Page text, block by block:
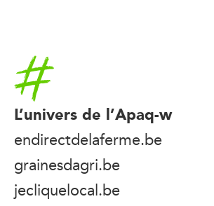
Accueil
L’univers de l’Apaq-w
endirectdelaferme.be
grainesdagri.be
jecliquelocal.be